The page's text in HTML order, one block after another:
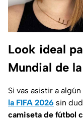
Look ideal
Mundial de
Si vas asistir a
la FIFA 2026 sin
camiseta de fútbol